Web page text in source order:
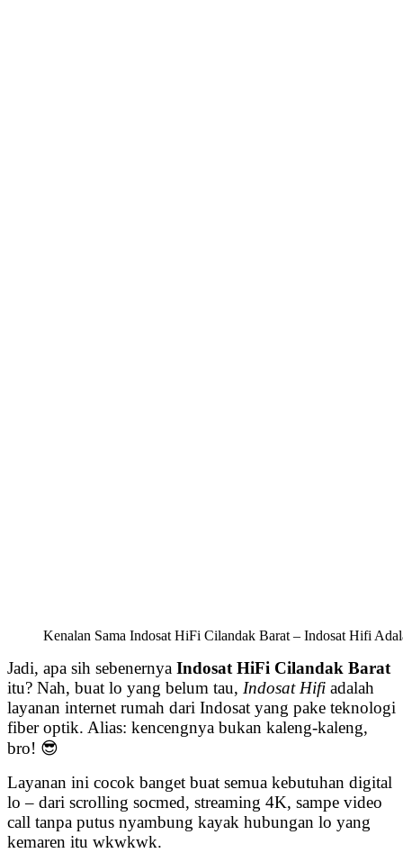
Kenalan Sama Indosat HiFi Cilandak Barat – Indosat Hifi
Jadi, apa sih sebenernya Indosat HiFi Cilandak Barat
itu? Nah, buat lo yang belum tau, Indosat Hifi adalah
layanan internet rumah dari Indosat yang pake teknologi
fiber optik. Alias: kencengnya bukan kaleng-kaleng,
bro! 😎
Layanan ini cocok banget buat semua kebutuhan digital
lo – dari scrolling socmed, streaming 4K, sampe video
call tanpa putus nyambung kayak hubungan lo yang
kemaren itu wkwkwk.